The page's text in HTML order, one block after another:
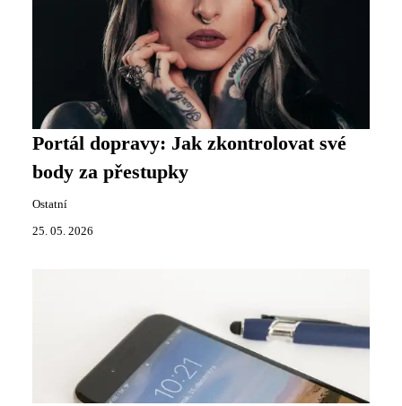
Portál dopravy: Jak zkontrolovat své
body za přestupky
Ostatní
25. 05. 2026